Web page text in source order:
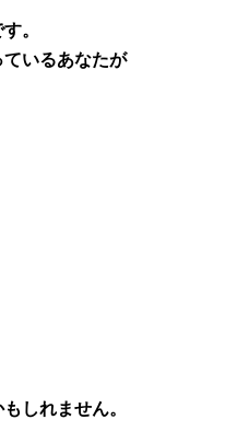
。
いるあなたが
しれません。